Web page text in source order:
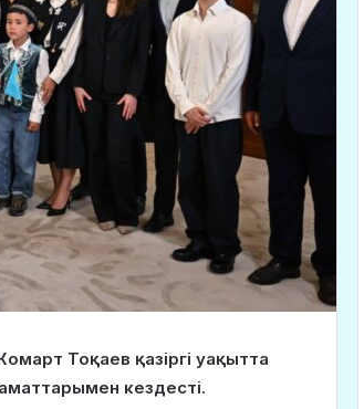
Тоқаев қазіргі уақытта
кездесті.